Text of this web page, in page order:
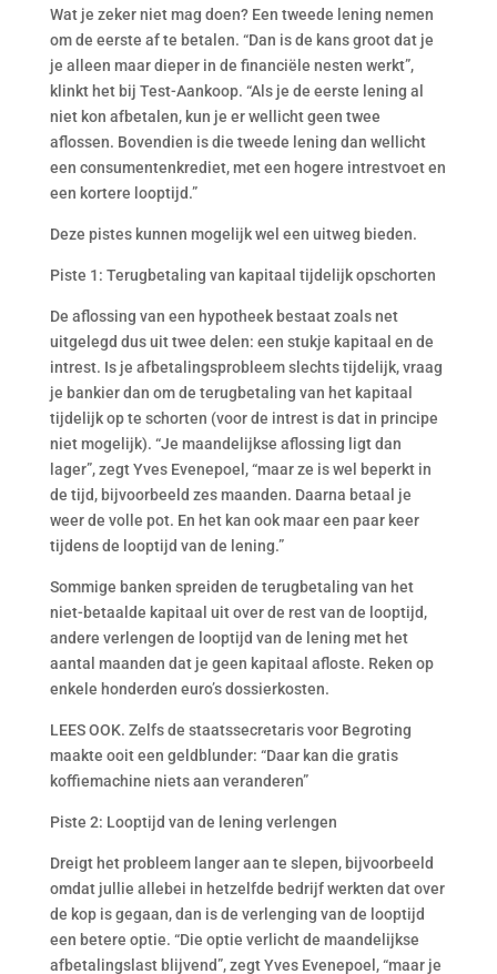
Wat je zeker niet mag doen? Een tweede lening nemen
om de eerste af te betalen. “Dan is de kans groot dat je
je alleen maar dieper in de financiële nesten werkt”,
klinkt het bij Test-Aankoop. “Als je de eerste lening al
niet kon afbetalen, kun je er wellicht geen twee
aflossen. Bovendien is die tweede lening dan wellicht
een consumentenkrediet, met een hogere intrestvoet en
een kortere looptijd.”
Deze pistes kunnen mogelijk wel een uitweg bieden.
Piste 1: Terugbetaling van kapitaal tijdelijk opschorten
De aflossing van een hypotheek bestaat zoals net
uitgelegd dus uit twee delen: een stukje kapitaal en de
intrest. Is je afbetalingsprobleem slechts tijdelijk, vraag
je bankier dan om de terugbetaling van het kapitaal
tijdelijk op te schorten (voor de intrest is dat in principe
niet mogelijk). “Je maandelijkse aflossing ligt dan
lager”, zegt Yves Evenepoel, “maar ze is wel beperkt in
de tijd, bijvoorbeeld zes maanden. Daarna betaal je
weer de volle pot. En het kan ook maar een paar keer
tijdens de looptijd van de lening.”
Sommige banken spreiden de terugbetaling van het
niet-betaalde kapitaal uit over de rest van de looptijd,
andere verlengen de looptijd van de lening met het
aantal maanden dat je geen kapitaal afloste. Reken op
enkele honderden euro’s dossierkosten.
LEES OOK. Zelfs de staatssecretaris voor Begroting
maakte ooit een geldblunder: “Daar kan die gratis
koffiemachine niets aan veranderen”
Piste 2: Looptijd van de lening verlengen
Dreigt het probleem langer aan te slepen, bijvoorbeeld
omdat jullie allebei in hetzelfde bedrijf werkten dat over
de kop is gegaan, dan is de verlenging van de looptijd
een betere optie. “Die optie verlicht de maandelijkse
afbetalingslast blijvend”, zegt Yves Evenepoel, “maar je